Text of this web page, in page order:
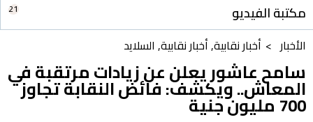
مكتبة الفيديو 21
الأخبار > أخبار نقابية,أخبار نقابية, السلايد
سامح عاشور يعلن عن زيادات مرتقبة في
المعاش.. ويكشف: فائض النقابة تجاوز
700 مليون جنية